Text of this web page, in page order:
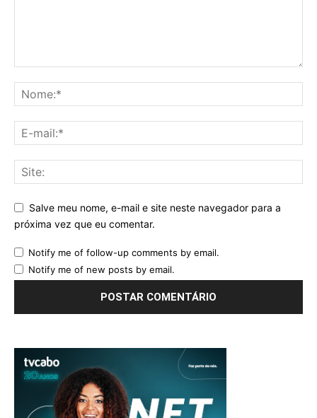
Salve meu nome, e-mail e site neste navegador para a
próxima vez que eu comentar.
Notify me of follow-up comments by email.
Notify me of new posts by email.